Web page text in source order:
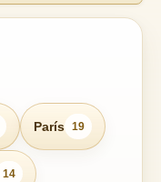
París 19
14